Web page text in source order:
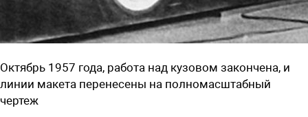
Октябрь 1957 года, работа над кузовом закончена, и
линии макета перенесены на полномасштабный
чертеж